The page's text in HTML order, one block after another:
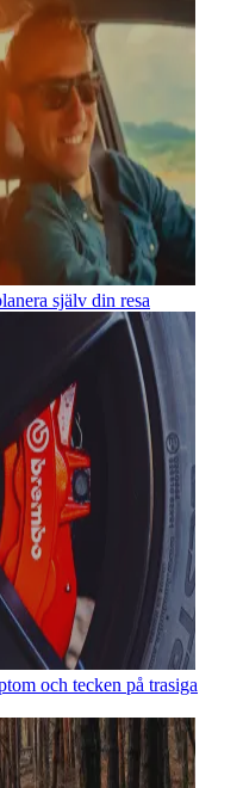
själv din resa
och tecken på trasiga